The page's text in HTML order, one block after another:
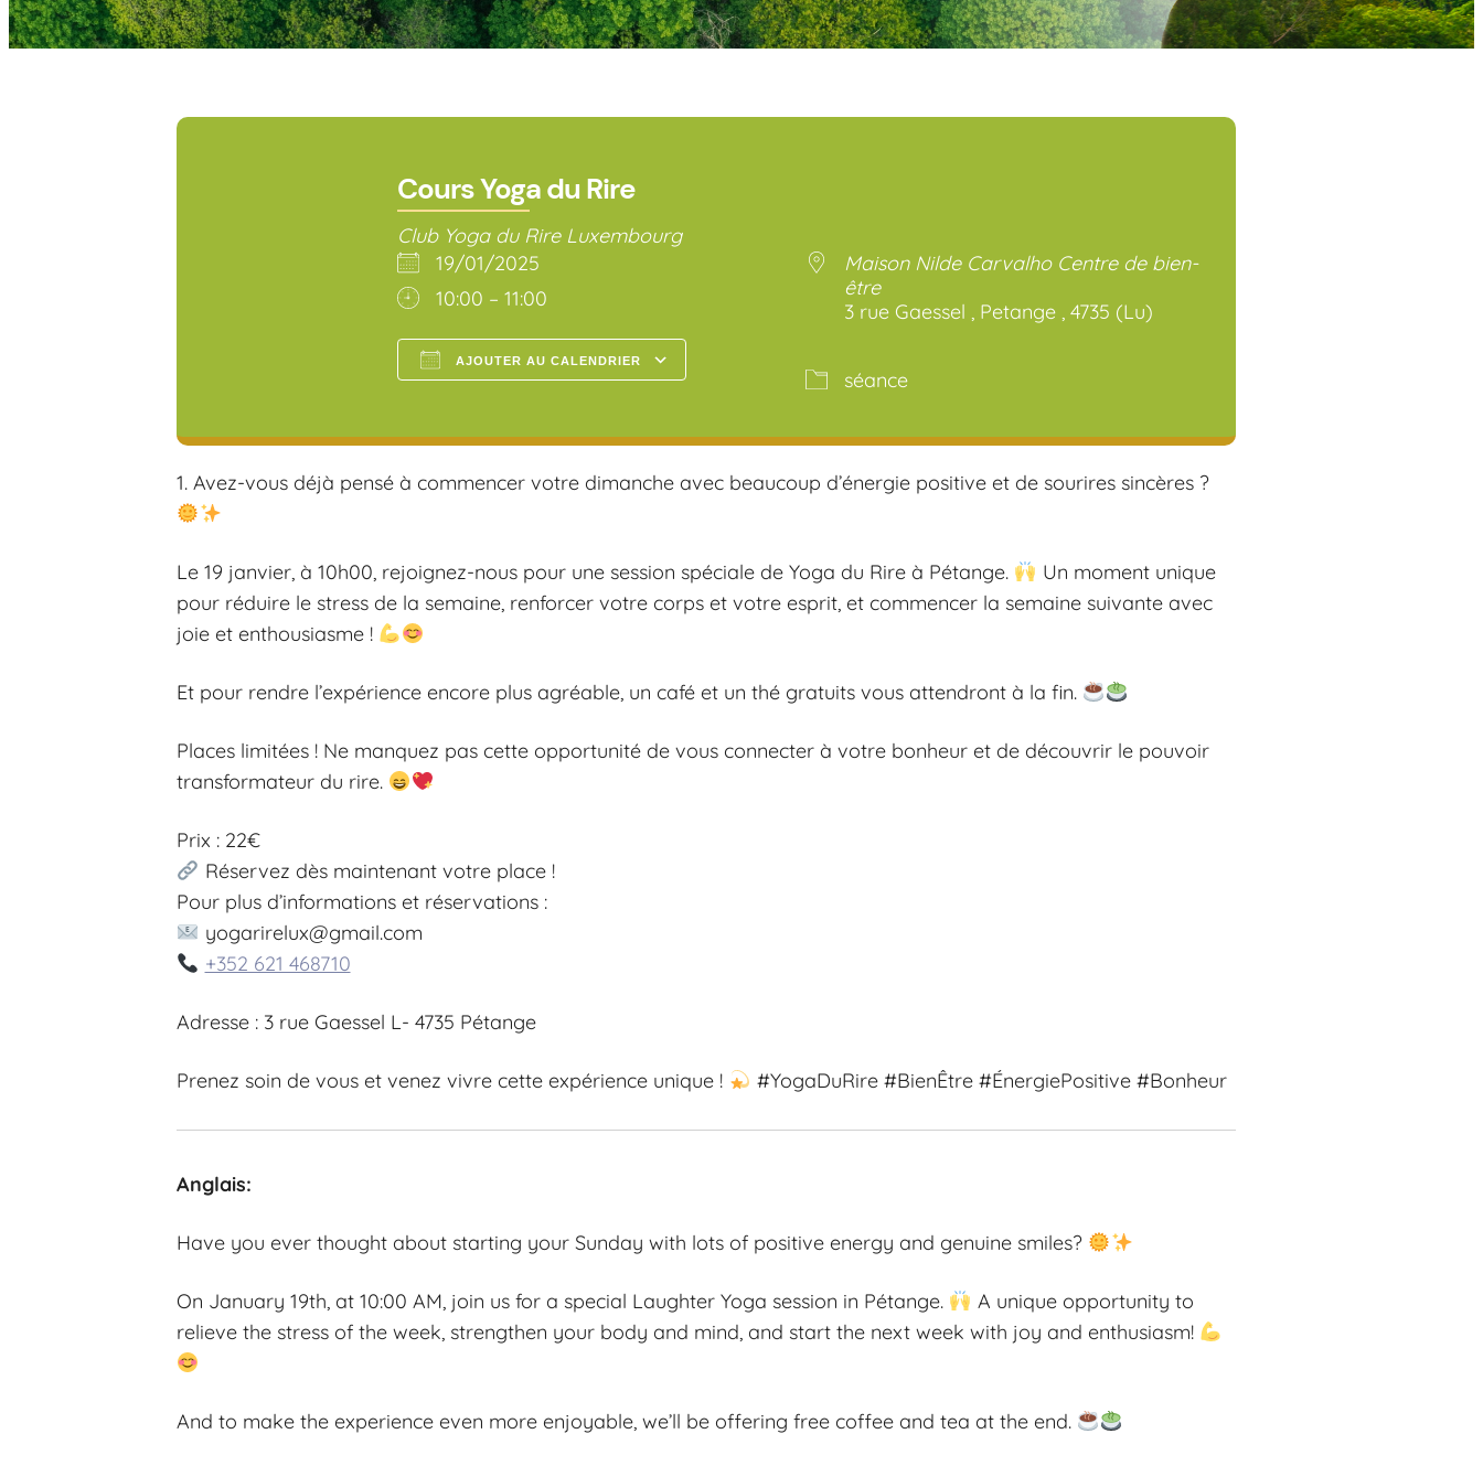
Cours Yoga du Rire
Club Yoga du Rire Luxembourg
19/01/2025
10:00 – 11:00
AJOUTER AU CALENDRIER
Maison Nilde Carvalho Centre de bien-
être
3 rue Gaessel , Petange , 4735 (Lu)
séance
Avez-vous déjà pensé à commencer votre dimanche avec beaucoup d’énergie positive et de sourires sincères ?
Le 19 janvier, à 10h00, rejoignez-nous pour une session spéciale de Yoga du Rire à Pétange.
Un moment unique
pour réduire le stress de la semaine, renforcer votre corps et votre esprit, et commencer la semaine suivante avec
joie et enthousiasme !
Et pour rendre l’expérience encore plus agréable, un café et un thé gratuits vous attendront à la fin.
Places limitées ! Ne manquez pas cette opportunité de vous connecter à votre bonheur et de découvrir le pouvoir
transformateur du rire.
Prix : 22€
Réservez dès maintenant votre place !
Pour plus d’informations et réservations :
yogarirelux@gmail.com
+352 621 468710
Adresse : 3 rue Gaessel L- 4735 Pétange
Prenez soin de vous et venez vivre cette expérience unique ! #YogaDuRire #BienÊtre #ÉnergiePositive #Bonheur
Anglais:
Have you ever thought about starting your Sunday with lots of positive energy and genuine smiles?
On January 19th, at 10:00 AM, join us for a special Laughter Yoga session in Pétange.
A unique opportunity to
relieve the stress of the week, strengthen your body and mind, and start the next week with joy and enthusiasm!
And to make the experience even more enjoyable, we’ll be offering free coffee and tea at the end.